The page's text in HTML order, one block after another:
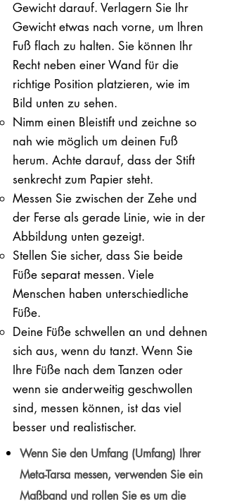
Gewicht darauf. ​Verlagern Sie Ihr
Gewicht etwas nach vorne, um Ihren
Fuß flach zu halten. Sie können Ihr
Recht neben einer Wand für die
richtige Position platzieren, wie im
Bild unten zu sehen.
Nimm einen Bleistift und zeichne so
nah wie möglich um deinen Fuß
herum. Achte darauf, dass der Stift
senkrecht zum Papier steht.
Messen Sie zwischen der Zehe und
der Ferse als gerade Linie, wie in der
Abbildung unten gezeigt.
Stellen Sie sicher, dass Sie beide
Füße separat messen. Viele
Menschen haben unterschiedliche
Füße.
Deine Füße schwellen an und dehnen
sich aus, wenn du tanzt. Wenn Sie
Ihre Füße nach dem Tanzen oder
wenn sie anderweitig geschwollen
sind, messen können, ist das viel
besser und realistischer.
Wenn Sie den Umfang (Umfang) Ihrer
Meta-Tarsa messen, verwenden Sie ein
Maßband und rollen Sie es um die